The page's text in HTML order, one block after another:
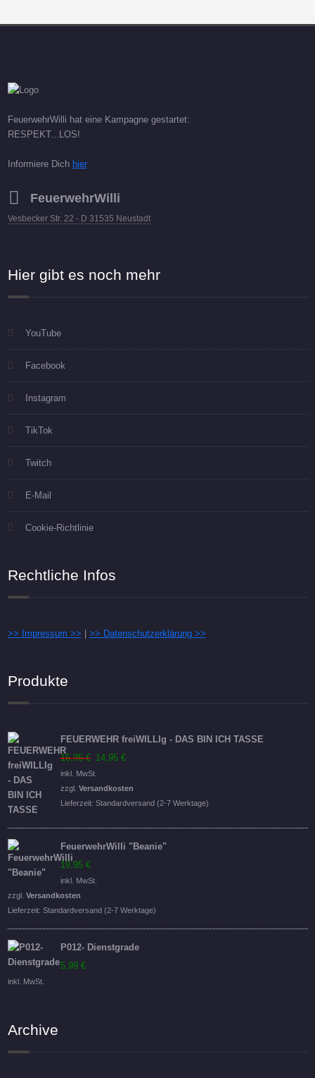
FeuerwehrWilli hat eine Kampagne gestartet:
RESPEKT...LOS!
Informiere Dich hier
FeuerwehrWilli
Vesbecker Str. 22 - D 31535 Neustadt
Hier gibt es noch mehr
YouTube
Facebook
Instagram
TikTok
Twitch
E-Mail
Cookie-Richtlinie
Rechtliche Infos
>> Impressum >> >> Datenschutzerklärung >>
Produkte
FEUERWEHR freiWILLIg - DAS BIN ICH TASSE
16,95€ Ursprünglicher
Preis
war:
16,95 €
14,95 €
ist:
14,95 €.
inkl. MwSt.
zzgl. Versandkosten
Lieferzeit: Standardversand (2-7 Werktage)
FeuerwehrWilli "Beanie"
19,95 €
inkl. MwSt.
zzgl. Versandkosten
Lieferzeit: Standardversand (2-7 Werktage)
P012- Dienstgrade
5,99 €
inkl. MwSt.
Archive